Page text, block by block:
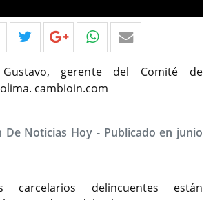
gerente del Comité de
cambioin.com
De Noticias Hoy - Publicado en junio
carcelarios delincuentes están